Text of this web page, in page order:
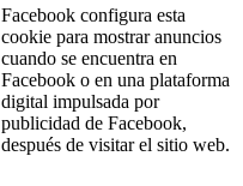
Facebook configura esta
cookie para mostrar anuncios
cuando se encuentra en
Facebook o en una plataforma
digital impulsada por
publicidad de Facebook,
después de visitar el sitio web.